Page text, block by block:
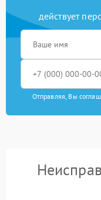
действует
Отправляя, Вы